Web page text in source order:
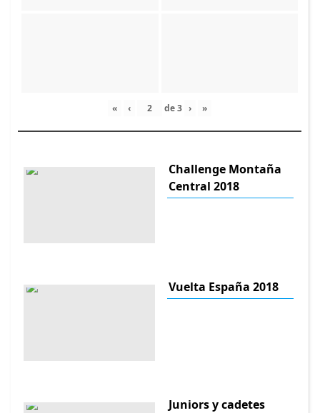
« ‹ de3 › »
Challenge Montaña
Central 2018
Vuelta España 2018
Juniors y cadetes